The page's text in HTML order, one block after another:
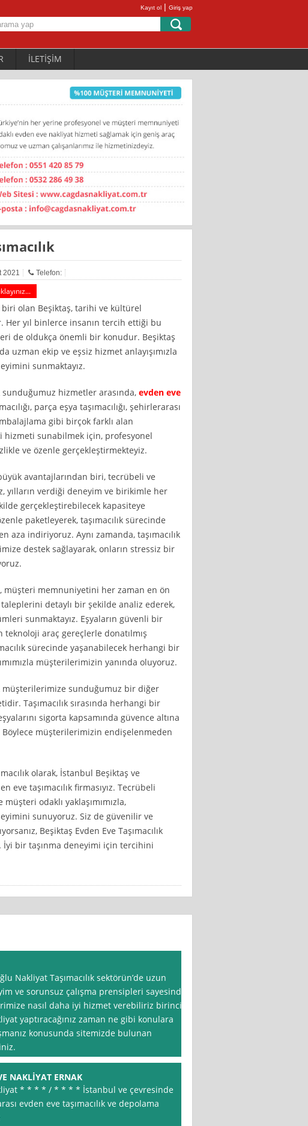
Kayıt ol | Giriş yap
İLETİŞİM
2021 Telefon:
olan Beşiktaş, tarihi ve kültürel
yıl binlerce insanın tercih ettiği bu
de oldukça önemli bir konudur. Beşiktaş
uzman ekip ve eşsiz hizmet anlayışımızla
sunmaktayız.
sunduğumuz hizmetler arasında, evden eve
parça eşya taşımacılığı, şehirlerarası
gibi birçok farklı alan
sunabilmek için, profesyonel
ve özenle gerçekleştirmekteyiz.
büyük avantajlarından biri, tecrübeli ve
yılların verdiği deneyim ve birikimle her
gerçekleştirebilecek kapasiteye
paketleyerek, taşımacılık sürecinde
indiriyoruz. Aynı zamanda, taşımacılık
destek sağlayarak, onların stressiz bir
müşteri memnuniyetini her zaman en ön
detaylı bir şekilde analiz ederek,
sunmaktayız. Eşyaların güvenli bir
teknoloji araç gereçlerle donatılmış
sürecinde yaşanabilecek herhangi bir
müşterilerimizin yanında oluyoruz.
müşterilerimize sunduğumuz bir diğer
Taşımacılık sırasında herhangi bir
sigorta kapsamında güvence altına
Böylece müşterilerimizin endişelenmeden
olarak, İstanbul Beşiktaş ve
taşımacılık firmasıyız. Tecrübeli
odaklı yaklaşımımızla,
sunuyoruz. Siz de güvenilir ve
Beşiktaş Evden Eve Taşımacılık
bir taşınma deneyimi için tercihini
Nakliyat Taşımacılık sektörün’de uzun
ve sorunsuz çalışma prensipleri sayesinde
nasıl daha iyi hizmet verebiliriz birinci
yaptıracağınız zaman ne gibi konulara
konusunda sitemizde bulunan
NAKLİYAT ERNAK
* * * * / * * * * İstanbul ve çevresinde
evden eve taşımacılık ve depolama